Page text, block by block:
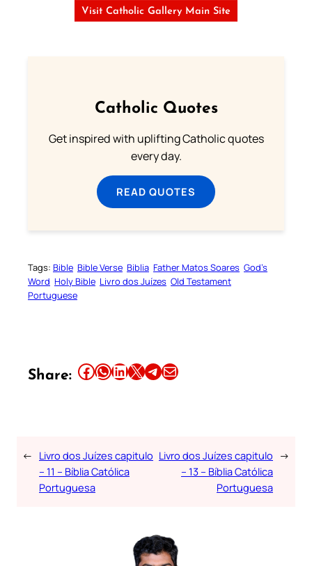
Visit Catholic Gallery Main Site
Catholic Quotes
Get inspired with uplifting Catholic quotes
every day.
READ QUOTES
Tags: Bible Bible Verse Biblia Father Matos Soares God’s
Word Holy Bible Livro dos Juízes Old Testament
Portuguese
Share: Share this article on Facebook Share this article on WhatsApp Share this article on LinkedIn Share this article on X Share this article on TelegramEmail this Article
← Livro dos Juízes capitulo
– 11 – Bíblia Católica
Portuguesa
Livro dos Juízes capitulo
– 13 – Bíblia Católica
Portuguesa
→